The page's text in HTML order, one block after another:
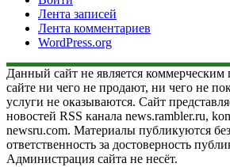
Лента записей
Лента комментариев
WordPress.org
Данный сайт не является
сайте ни чего не продают, ни чего не
услуги не оказываются. Сайт
новостей RSS канала news.rambler.ru,
newsru.com. Материалы публикуются
ответственность за достоверность
Администрация сайта не несёт.